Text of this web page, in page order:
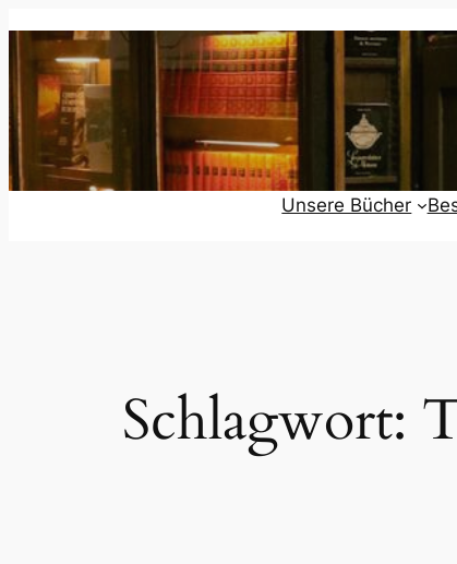
springen
Unsere Bücher
Schlagwort: